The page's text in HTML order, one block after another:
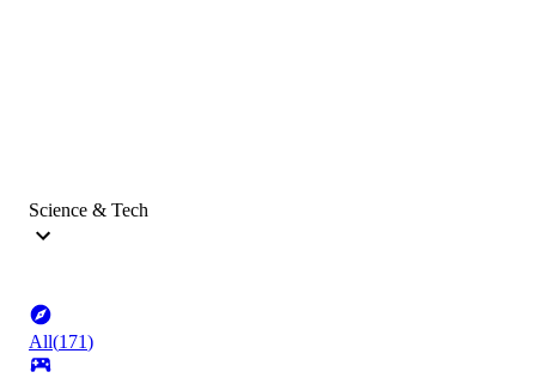
Science & Tech
All(171)